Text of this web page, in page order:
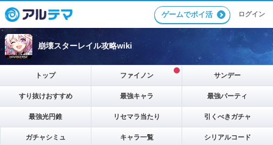
ゲームでポイ活 ログイン
崩壊スターレイル攻略wiki
トップ ファイノン サンデー
すり抜けおすすめ 最強キャラ 最強パーティ
最強光円錐 リセマラ当たり 引くべきガチャ
ガチャシミュ キャラ一覧 シリアルコード